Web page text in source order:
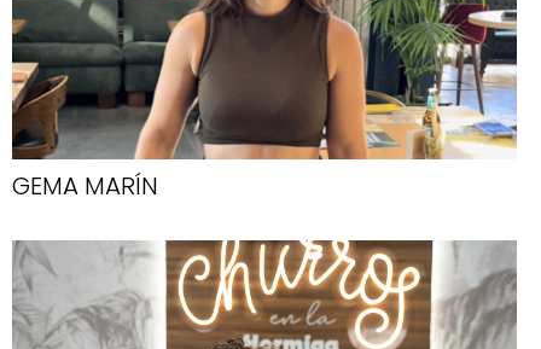
GEMA MARÍN